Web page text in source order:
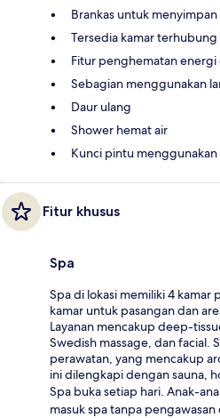
Brankas untuk
Tersedia kamar terhubung
Fitur penghematan energi
Sebagian menggunakan
Daur ulang
Shower hemat air
Kunci pintu
Fitur khusus
Spa
Spa di lokasi memiliki 4
kamar untuk pasangan dan
Layanan mencakup deep-
Swedish massage, dan facial.
perawatan, yang mencakup
ini dilengkapi dengan sauna,
Spa buka setiap hari. Anak-
masuk spa tanpa